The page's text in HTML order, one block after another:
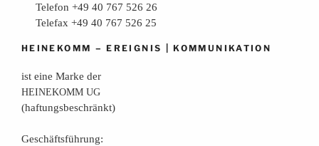
Telefon +49 40 767 526 26
Telefax +49 40 767 526 25
HEINEKOMM –EREIGNIS |KOMMUNIKATION
ist eine Mar­ke der
HEINEKOMM UG
(haf­tungs­be­schränkt)
Geschäfts­füh­rung: